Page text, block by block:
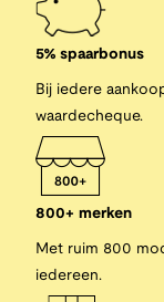
5% spaarbonus
Bij iedere
waardecheque.
800+ merken
Met ruim 800
iedereen.